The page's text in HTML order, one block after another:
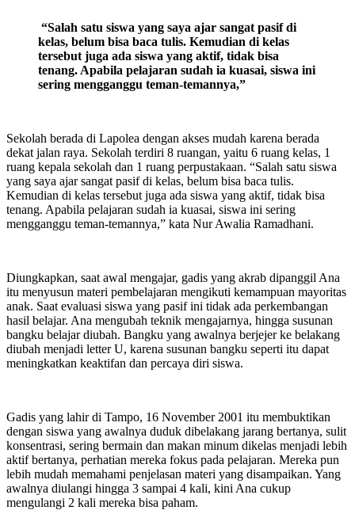
“Salah satu siswa yang saya ajar sangat pasif di
kelas, belum bisa baca tulis. Kemudian di kelas
tersebut juga ada siswa yang aktif, tidak bisa
tenang. Apabila pelajaran sudah ia kuasai, siswa ini
sering mengganggu teman-temannya,”
Sekolah berada di Lapolea dengan akses mudah karena berada
dekat jalan raya. Sekolah terdiri 8 ruangan, yaitu 6 ruang kelas, 1
ruang kepala sekolah dan 1 ruang perpustakaan. “Salah satu siswa
yang saya ajar sangat pasif di kelas, belum bisa baca tulis.
Kemudian di kelas tersebut juga ada siswa yang aktif, tidak bisa
tenang. Apabila pelajaran sudah ia kuasai, siswa ini sering
mengganggu teman-temannya,” kata Nur Awalia Ramadhani.
Diungkapkan, saat awal mengajar, gadis yang akrab dipanggil Ana
itu menyusun materi pembelajaran mengikuti kemampuan mayoritas
anak. Saat evaluasi siswa yang pasif ini tidak ada perkembangan
hasil belajar. Ana mengubah teknik mengajarnya, hingga susunan
bangku belajar diubah. Bangku yang awalnya berjejer ke belakang
diubah menjadi letter U, karena susunan bangku seperti itu dapat
meningkatkan keaktifan dan percaya diri siswa.
Gadis yang lahir di Tampo, 16 November 2001 itu membuktikan
dengan siswa yang awalnya duduk dibelakang jarang bertanya, sulit
konsentrasi, sering bermain dan makan minum dikelas menjadi lebih
aktif bertanya, perhatian mereka fokus pada pelajaran. Mereka pun
lebih mudah memahami penjelasan materi yang disampaikan. Yang
awalnya diulangi hingga 3 sampai 4 kali, kini Ana cukup
mengulangi 2 kali mereka bisa paham.